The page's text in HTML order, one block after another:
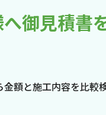
御見積書
額と施工内容を比較